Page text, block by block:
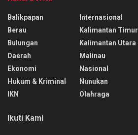
Balikpapan
Berau
Bulungan
Daerah
Ekonomi
Hukum & Kriminal
IKN
Internasional
Kalimantan Timur
Kalimantan Utara
Malinau
Nasional
Nunukan
Olahraga
Ikuti Kami